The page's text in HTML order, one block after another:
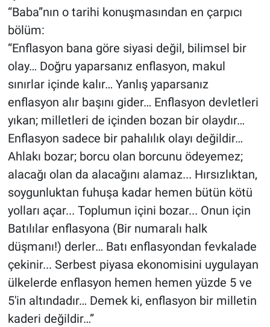
“Baba”nın o tarihi konuşmasından en çarpıcı
bölüm:
“Enflasyon bana göre siyasi değil, bilimsel bir
olay… Doğru yaparsanız enflasyon, makul
sınırlar içinde kalır… Yanlış yaparsanız
enflasyon alır başını gider… Enflasyon devletleri
yıkan; milletleri de içinden bozan bir olaydır…
Enflasyon sadece bir pahalılık olayı değildir…
Ahlakı bozar; borcu olan borcunu ödeyemez;
alacağı olan da alacağını alamaz... Hırsızlıktan,
soygunluktan fuhuşa kadar hemen bütün kötü
yolları açar... Toplumun içini bozar... Onun için
Batılılar enflasyona (Bir numaralı halk
düşmanı!) derler… Batı enflasyondan fevkalade
çekinir... Serbest piyasa ekonomisini uygulayan
ülkelerde enflasyon hemen hemen yüzde 5 ve
5'in altındadır… Demek ki, enflasyon bir milletin
kaderi değildir…”